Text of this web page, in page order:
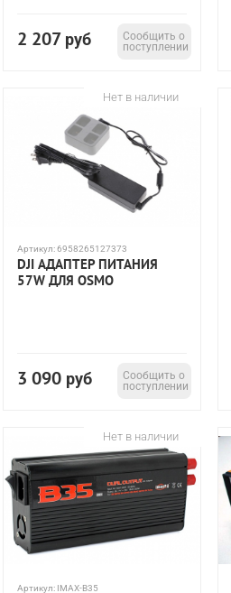
2 207 руб
Сообщить о
поступлении
Нет в наличии
Артикул:6958265127373
DJI АДАПТЕР ПИТАНИЯ
57W ДЛЯ OSMO
3 090 руб
Сообщить о
поступлении
Нет в наличии
Артикул: IMAX-B35